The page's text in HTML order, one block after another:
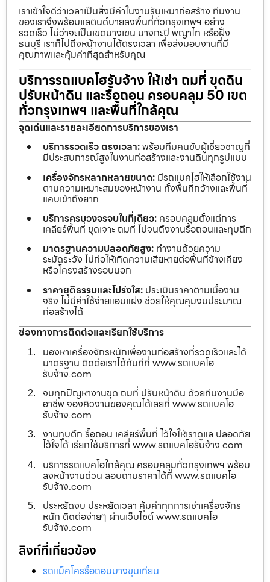
เราเข้าใจดีว่าเวลาเป็นสิ่งมีค่าในงานรับเหมาก่อสร้าง ทีมงาน
ของเราจึงพร้อมแสตนด์บายลงพื้นที่ทั่วกรุงเทพฯ อย่าง
รวดเร็ว ไม่ว่าจะเป็นเขตบางเขน บางกะปิ พญาไท หรือฝั่ง
ธนบุรี เราก็ไปถึงหน้างานได้ตรงเวลา เพื่อส่งมอบงานที่มี
คุณภาพและคุ้มค่าที่สุดสำหรับคุณ
บริการรถแบคโฮรับจ้าง ให้เช่า ถมที่ ขุดดิน
ปรับหน้าดิน และรื้อถอน ครอบคลุม 50 เขต
ทั่วกรุงเทพฯ และพื้นที่ใกล้คุณ
จุดเด่นและรายละเอียดการบริการของเรา
บริการรวดเร็ว ตรงเวลา:พร้อมทีมคนขับผู้เชี่ยวชาญที่
มีประสบการณ์สูงในงานก่อสร้างและงานดินทุกรูปแบบ
เครื่องจักรหลากหลายขนาด: มีรถแบคโฮให้เลือกใช้งาน
ตามความเหมาะสมของหน้างาน ทั้งพื้นที่กว้างและพื้นที่
แคบเข้าถึงยาก
บริการครบวงจรจบในที่เดียว: ครอบคลุมตั้งแต่การ
เคลียร์พื้นที่ ขุดเจาะ ถมที่ ไปจนถึงงานรื้อถอนและทุบตึก
มาตรฐานความปลอดภัยสูง: ทำงานด้วยความ
ระมัดระวัง ไม่ก่อให้เกิดความเสียหายต่อพื้นที่ข้างเคียง
หรือโครงสร้างรอบนอก
ราคายุติธรรมและโปร่งใส: ประเมินราคาตามเนื้องาน
จริง ไม่มีค่าใช้จ่ายแอบแฝง ช่วยให้คุณคุมงบประมาณ
ก่อสร้างได้
ช่องทางการติดต่อและเรียกใช้บริการ
มองหาเครื่องจักรหนักเพื่องานก่อสร้างที่รวดเร็วและได้
มาตรฐาน ติดต่อเราได้ทันทีที่ www.รถแบคโฮ
รับจ้าง.com
จบทุกปัญหางานขุด ถมที่ ปรับหน้าดิน ด้วยทีมงานมือ
อาชีพ จองคิวงานของคุณได้เลยที่ www.รถแบคโฮ
รับจ้าง.com
งานทุบตึก รื้อถอน เคลียร์พื้นที่ ไว้ใจให้เราดูแล ปลอดภัย
ไว้ใจได้ เรียกใช้บริการที่ www.รถแบคโฮรับจ้าง.com
บริการรถแบคโฮใกล้คุณ ครอบคลุมทั่วกรุงเทพฯ พร้อม
ลงหน้างานด่วน สอบถามราคาได้ที่ www.รถแบคโฮ
รับจ้าง.com
ประหยัดงบ ประหยัดเวลา คุ้มค่าทุกการเช่าเครื่องจักร
หนัก ติดต่อง่ายๆ ผ่านเว็บไซต์ www.รถแบคโฮ
รับจ้าง.com
ลิงก์ที่เกี่ยวข้อง
รถแม็คโครรื้อถอนบางขุนเทียน